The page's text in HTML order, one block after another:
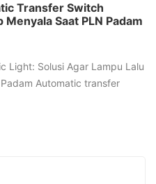
Transfer Switch
Saat PLN Padam
Light: Solusi Agar Lampu Lalu
Automatic transfer